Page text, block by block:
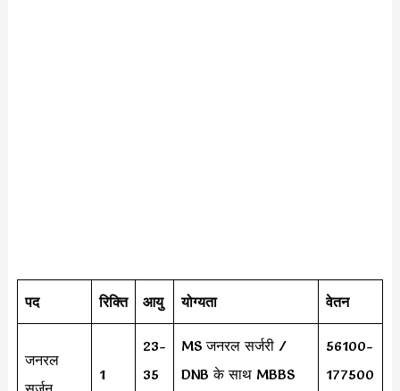
पद रिक्ति आयु योग्यता वेतन
जनरल
1
23-
35
MS जनरल सर्जरी /
DNB के साथ MBBS
56100-
177500